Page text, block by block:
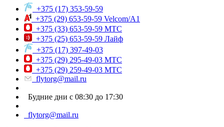
+375 (17) 353-59-59
+375 (29) 653-59-59 Velcom/A1
+375 (33) 653-59-59 МТС
+375 (25) 653-59-59 Лайф
+375 (17) 397-49-03
+375 (29) 295-49-03 МТС
+375 (29) 259-49-03 МТС
flytorg@mail.ru
Будние дни с 08:30 до 17:30
flytorg@mail.ru